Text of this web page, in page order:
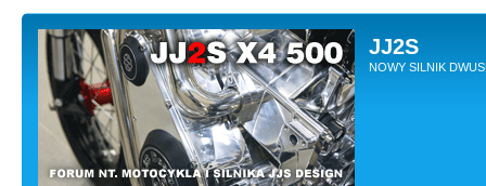
JJ2S
NOWY SILNIK